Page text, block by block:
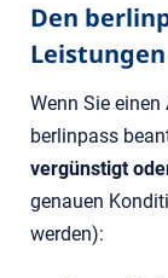
Den
Wenn Sie
berlinpass
vergünstigt
genauen
werden):